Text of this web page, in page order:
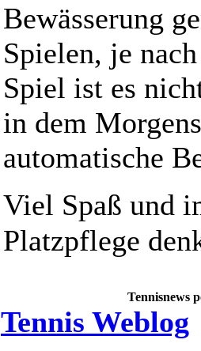
Bewässerung
Spielen, je
Spiel ist es
in dem
automatische
Viel Spaß und
Platzpflege
Tennisnews
Tennis Weblog